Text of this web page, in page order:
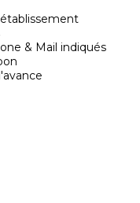
& Mail indiqués